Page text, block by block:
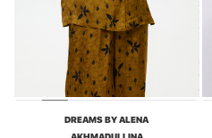
DREAMS BY ALENA